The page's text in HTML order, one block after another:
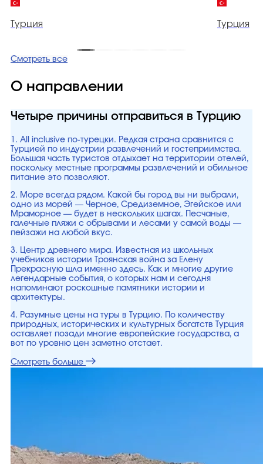
Турция Турция
Смотреть все
О направлении
Четыре причины отправиться в Турцию
1. All inclusive по-турецки. Редкая страна сравнится с
Турцией по индустрии развлечений и гостеприимства.
Большая часть туристов отдыхает на территории отелей,
поскольку местные программы развлечений и обильное
питание это позволяют.
2. Море всегда рядом. Какой бы город вы ни выбрали,
одно из морей — Черное, Средиземное, Эгейское или
Мраморное — будет в нескольких шагах. Песчаные,
галечные пляжи с обрывами и лесами у самой воды —
пейзажи на любой вкус.
3. Центр древнего мира. Известная из школьных
учебников истории Троянская война за Елену
Прекрасную шла именно здесь. Как и многие другие
легендарные события, о которых нам и сегодня
напоминают роскошные памятники истории и
архитектуры.
4. Разумные цены на туры в Турцию. По количеству
природных, исторических и культурных богатств Турция
оставляет позади многие европейские государства, а
вот по уровню цен заметно отстает.
Смотреть больше